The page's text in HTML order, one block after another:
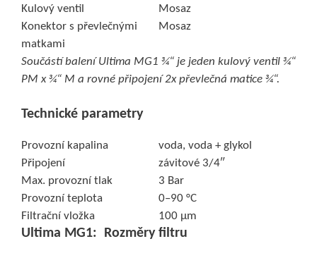
Kulový ventil
Mosaz
Konektor s převlečnými
matkami
Mosaz
Součástí balení Ultima MG1 ¾“ je jeden kulový ventil ¾“
PM x ¾“ M a rovné připojení 2x převlečná matice ¾“.
Technické parametry
Provozní kapalina
voda, voda + glykol
Připojení
závitové 3/4″
Max. provozní tlak
3 Bar
Provozní teplota
0–90 °C
Filtrační vložka
100 μm
Ultima MG1: Rozměry filtru